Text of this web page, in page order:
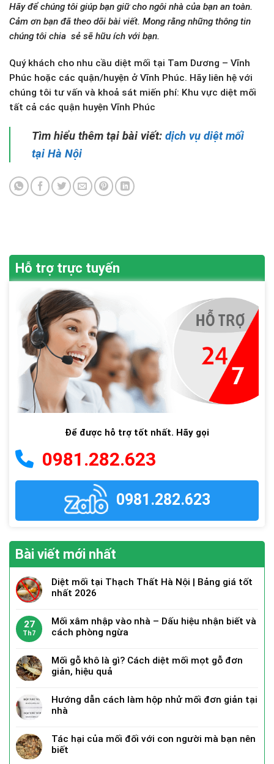
Hãy để chúng tôi giúp bạn giữ cho ngôi nhà của bạn an toàn.
Cảm ơn bạn đã theo dõi bài viết. Mong rằng những thông tin
chúng tôi chia sẻ sẽ hữu ích với bạn.
Quý khách cho nhu cầu diệt mối tại Tam Dương – Vĩnh
Phúc hoặc các quận/huyện ở Vĩnh Phúc. Hãy liên hệ với
chúng tôi tư vấn và khoả sát miến phí: Khu vực diệt mối
tất cả các quận huyện Vĩnh Phúc
Tìm hiểu thêm tại bài viết: dịch vụ diệt mối
tại Hà Nội
Hỗ trợ trực tuyến
Để được hỗ trợ tốt nhất. Hãy gọi
0981.282.623
0981.282.623
Bài viết mới nhất
Diệt mối tại Thạch Thất Hà Nội | Bảng giá tốt
nhất 2026
27
Th7
Mối xâm nhập vào nhà – Dấu hiệu nhận biết và
cách phòng ngừa
Mối gỗ khô là gì? Cách diệt mối mọt gỗ đơn
giản, hiệu quả
Hướng dẫn cách làm hộp nhử mối đơn giản tại
nhà
Tác hại của mối đối với con người mà bạn nên
biết